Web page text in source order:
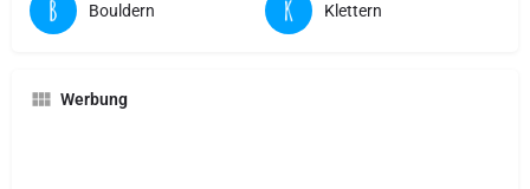
Bouldern Klettern
Werbung